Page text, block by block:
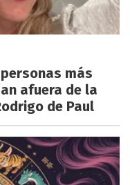
más
afuera de la
de Paul